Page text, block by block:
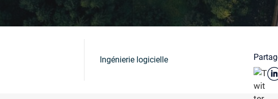
Ingénierie logicielle